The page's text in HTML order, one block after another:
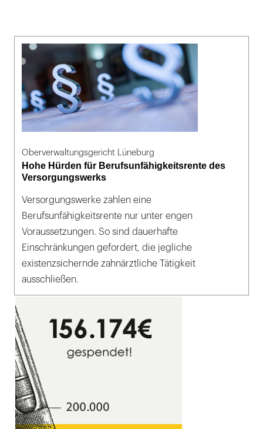
Oberverwaltungsgericht Lüneburg
Hohe Hürden für Berufsunfähigkeitsrente des
Versorgungswerks
Versorgungswerke zahlen eine
Berufsunfähigkeitsrente nur unter engen
Voraussetzungen. So sind dauerhafte
Einschränkungen gefordert, die jegliche
existenzsichernde zahnärztliche Tätigkeit
ausschließen.